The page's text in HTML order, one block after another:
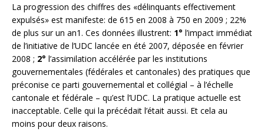
La progression des chiffres des «délinquants effectivement
expulsés» est manifeste: de 615 en 2008 à 750 en 2009 ; 22%
de plus sur un an1. Ces données illustrent: 1° l’impact immédiat
de l’initiative de l’UDC lancée en été 2007, déposée en février
2008 ; 2° l’assimilation accélérée par les institutions
gouvernementales (fédérales et cantonales) des pratiques que
préconise ce parti gouvernemental et collégial – à l’échelle
cantonale et fédérale – qu’est l’UDC. La pratique actuelle est
inacceptable. Celle qui la précédait l’était aussi. Et cela au
moins pour deux raisons.